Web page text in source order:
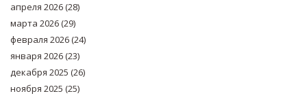
апреля 2026(28)
марта 2026(29)
февраля 2026(24)
января 2026(23)
декабря 2025 (26)
ноября 2025 (25)